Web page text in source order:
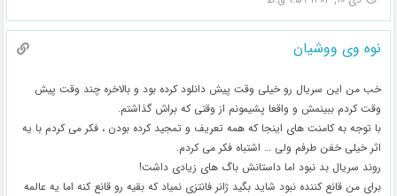
نوه وی ووشیان
خب من این سریال رو خیلی وقت پیش دانلود کرده بود و بالاخره چند وقت پیش
وقت کردم ببینمش و واقعا پشیمونم از وقتی که براش گذاشتم.
با توجه به کامنت های اینجا که همه تعریف و تمجید کرده بودن ، فکر می کردم با یه
اثر خیلی خفن طرفم ولی … اشتباه فکر می کردم.
روند سریال بد نبود اما داستانش باگ های زیادی داشت!
برای من قانع کننده نبود شاید بگید ژانر فانتزی نمیاد که بقیه رو قانع کنه اما یه عالمه